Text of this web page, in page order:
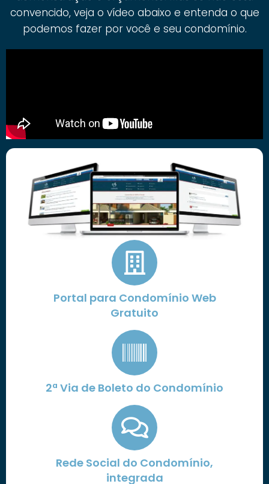
convencido, veja o vídeo abaixo e entenda o que
podemos fazer por você e seu condomínio.
Portal para Condomínio Web
Gratuito
2ª Via de Boleto do Condomínio
Rede Social do Condomínio,
integrada